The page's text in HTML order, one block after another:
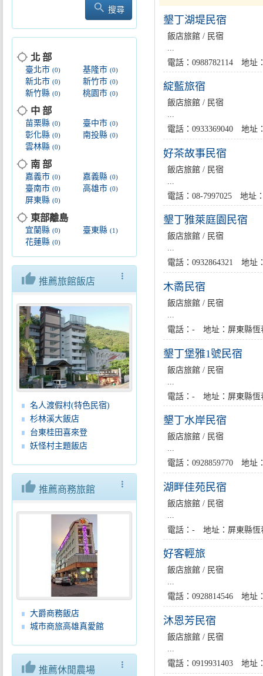
search 搜尋
location_searching 北 部
臺北市 (0) 基隆市(0)
新北市 (0) 新竹市(0)
新竹縣 (0) 桃園市(0)
location_searching 中 部
苗栗縣 (0) 臺中市(0)
彰化縣 (0) 南投縣(0)
雲林縣 (0)
location_searching 南 部
嘉義市 (0) 嘉義縣(0)
臺南市 (0) 高雄市(0)
屏東縣 (0)
location_searching 東部離島
宜蘭縣 (0) 臺東縣(1)
花蓮縣 (0)
more_vert
thumb_up 推薦旅館飯店
名人渡假村(特色民宿)
杉林溪大飯店
台東桂田喜來登
妖怪村主題飯店
more_vert
thumb_up 推薦商務旅館
大爵商務飯店
城市商旅高雄真愛館
more_vert
thumb_up 推薦休閒農場
墾丁湖堤民宿
飯店旅館 / 民宿
電話：0988782114 地址
綻藍旅宿
飯店旅館 / 民宿
...
電話：0933369040 地址
好茶故事民宿
飯店旅館 / 民宿
電話：08-7997025 地址
墾丁雅萊庭園民宿
飯店旅館 / 民宿
...
電話：0932864321 地址
木矞民宿
飯店旅館 / 民宿
電話：- 地址：屏東縣恆
墾丁堡雅1號民宿
飯店旅館 / 民宿
電話：- 地址：屏東縣恆
墾丁水岸民宿
飯店旅館 / 民宿
...
電話：0928859770 地址
湖畔佳苑民宿
飯店旅館 / 民宿
電話：- 地址：屏東縣恆
好客輕旅
飯店旅館 / 民宿
...
電話：0928814546 地址
沐恩芳民宿
飯店旅館 / 民宿
電話：0919931403 地址